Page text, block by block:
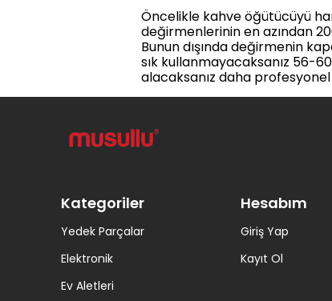
Öncelikle kahve öğütücüyü
değirmenlerinin en azından
Bunun dışında değirmenin
sık kullanmayacaksanız 56-
alacaksanız daha
Kategoriler
Yedek Parçalar
Elektronik
Ev Aletleri
Hesabım
Giriş Yap
Kayıt Ol